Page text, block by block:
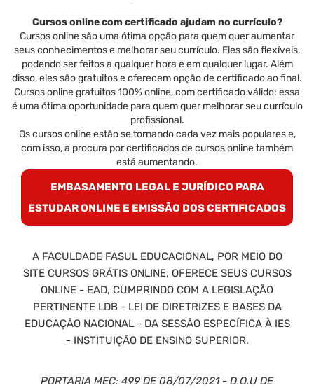
Cursos online com certificado ajudam no currículo?
Cursos online são uma ótima opção para quem quer aumentar
seus conhecimentos e melhorar seu currículo. Eles são flexíveis,
podendo ser feitos a qualquer hora e em qualquer lugar. Além
disso, eles são gratuitos e oferecem opção de certificado ao final.
Cursos online gratuitos 100% online, com certificado válido: essa
é uma ótima oportunidade para quem quer melhorar seu currículo
profissional.
Os cursos online estão se tornando cada vez mais populares e,
com isso, a procura por certificados de cursos online também
está aumentando.
EMBASAMENTO LEGAL E JURÍDICO PARA
ESTUDAR ONLINE E EMISSÃO DOS CERTIFICADOS
A FACULDADE FASUL EDUCACIONAL, POR MEIO DO
SITE CURSOS GRÁTIS ONLINE, OFERECE SEUS CURSOS
ONLINE - EAD, CUMPRINDO COM A LEGISLAÇÃO
PERTINENTE LDB - LEI DE DIRETRIZES E BASES DA
EDUCAÇÃO NACIONAL - DA SESSÃO ESPECÍFICA À IES
- INSTITUIÇÃO DE ENSINO SUPERIOR.
PORTARIA MEC: 499 DE 08/07/2021 - D.O.U DE